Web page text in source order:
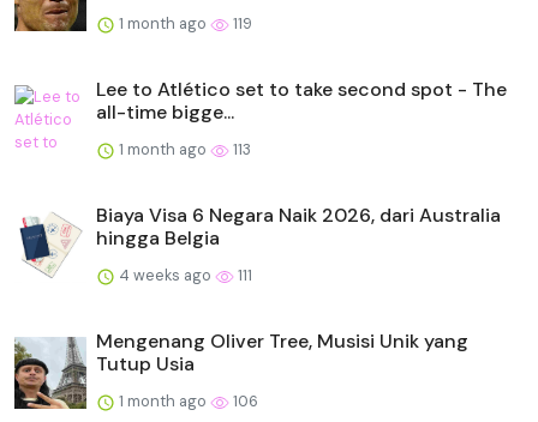
1 month ago 119
Lee to Atlético set to take second spot - The
all-time bigge...
1 month ago 113
Biaya Visa 6 Negara Naik 2026, dari Australia
hingga Belgia
4 weeks ago 111
Mengenang Oliver Tree, Musisi Unik yang
Tutup Usia
1 month ago 106